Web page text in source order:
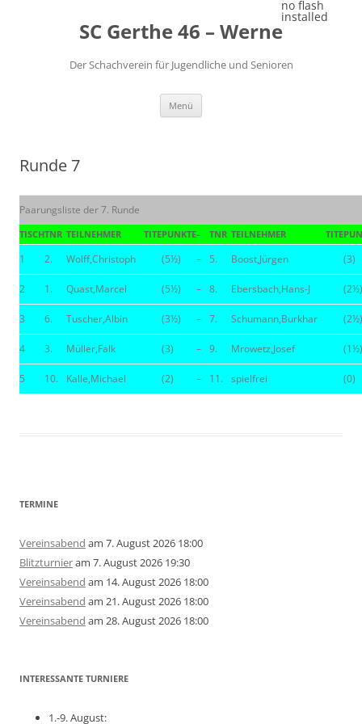
SC Gerthe 46 – Werne
Der Schachverein für Jugendliche und Senioren
Menü
Runde 7
Paarungsliste der 7. Runde
TISCHTNR TEILNEHMER TITEPUNKTE– TNR TEILNEHMER TITE
1 2. Wolff,Christoph (5½) – 5. Boost,Jürgen (3)
2 1. Quast,Marcel (5½) – 8. Ebersbach,Hans-J (2½)
3 6. Tuscher,Albin (3½) – 7. Schumann,Burkhar (2½)
4 3. Müller,Falk (3) – 9. Mrowetz,Josef (1½)
5 10. Kalle,Michael (2) – 11. spielfrei (0)
TERMINE
Vereinsabend am 7. August 2026 18:00
Blitzturnieram 7. August 2026 19:30
Vereinsabend am 14. August 2026 18:00
Vereinsabend am 21. August 2026 18:00
Vereinsabend am 28. August 2026 18:00
INTERESSANTE TURNIERE
1.-9. August:
no flash
installed